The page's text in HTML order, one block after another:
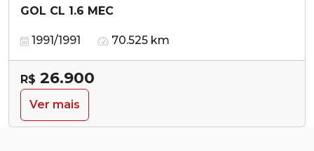
GOL CL 1.6 MEC
1991/1991 70.525 km
R$ 26.900
Ver mais